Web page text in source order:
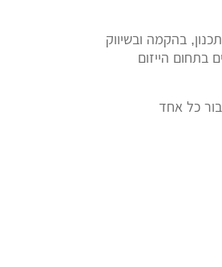
בהקמה ובשיווק
בתחום הייזום
כל אחד